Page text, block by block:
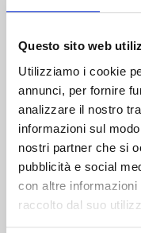
Questo sito web
Utilizziamo i cookie
annunci, per fornire
analizzare il nostro
informazioni sul
nostri partner che si
pubblicità e social
con altre
raccolto dal suo